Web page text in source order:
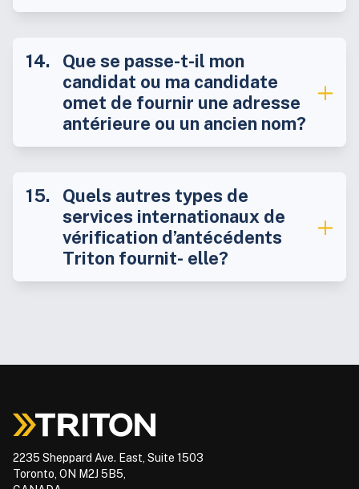
Que se passe-t-il mon
candidat ou ma candidate
omet de fournir une adresse
antérieure ou un ancien nom?
Quels autres types de
services internationaux de
vérification d’antécédents
Triton fournit- elle?
2235 Sheppard Ave. East, Suite 1503
Toronto, ON M2J 5B5,